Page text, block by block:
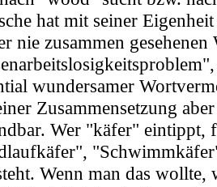
hat mit seiner
nie zusammen
wundersamer
Zusammensetzung
Wer "käfer" eintippt,
Wenn man das